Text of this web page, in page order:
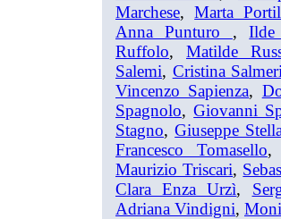
Marchese,Marta
Anna Punturo ,
Ruffolo, Matilde
Salemi, Cristina
Vincenzo Sapienza,
Spagnolo,Giovanni
Stagno,Giuseppe
Francesco Tomasello
Maurizio Triscari,
Clara Enza Urzì,
Adriana Vindigni,